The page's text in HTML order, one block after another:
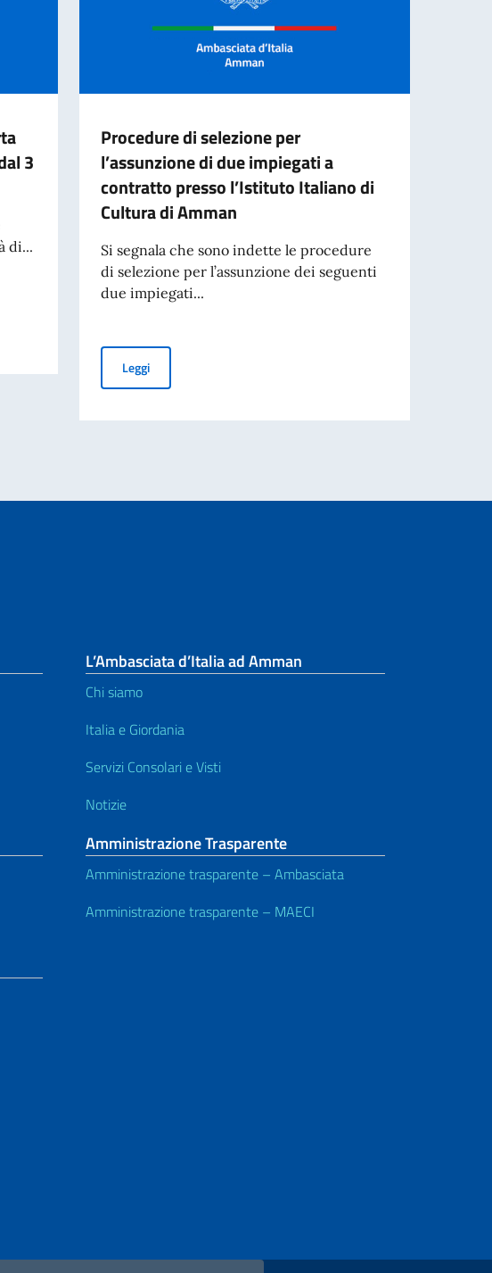
l’A.A. 2026-2027. Pubblicazione graduatoria.
3
di...
cartacea per l’espatrio dal 3 agosto
Procedure di selezione per
l’assunzione di due impiegati a
contratto presso l’Istituto Italiano di
Cultura di Amman
Si segnala che sono indette le procedure
di selezione per l’assunzione dei seguenti
due impiegati...
LeggiProcedure di selezione per l’assunzione di due impiegati a
L’Ambasciata d’Italia ad Amman
Chi siamo
Italia e Giordania
Servizi Consolari e Visti
Notizie
Amministrazione Trasparente
Amministrazione trasparente – Ambasciata
Amministrazione trasparente – MAECI